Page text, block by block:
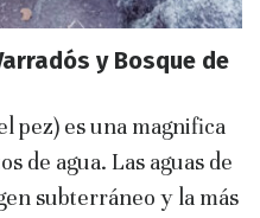
y Bosque de
pez) es una magnifica
de agua. Las aguas de
subterráneo y la más